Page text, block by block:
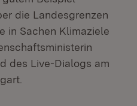
die Landesgrenzen
in Sachen Klimaziele
des Live-Dialogs am